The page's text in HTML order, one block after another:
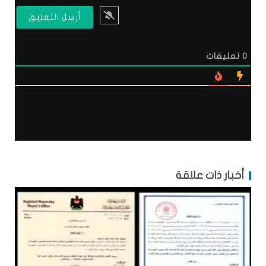
0 تعليقات
أخبار ذات علاقة